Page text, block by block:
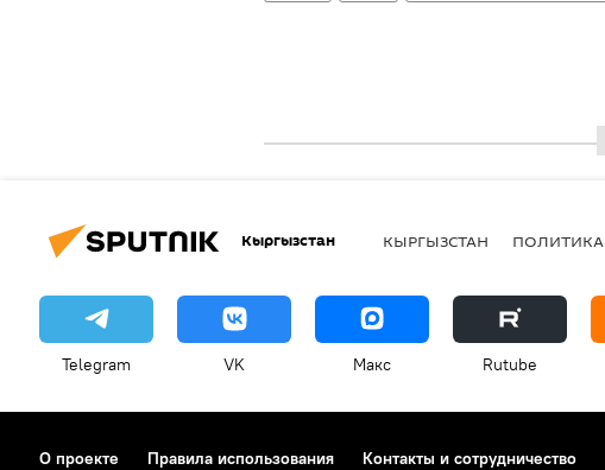
Кыргызстан КЫРГЫЗСТАН ПОЛИТИКА
Telegram VK Макс Rutube
О проекте Правила использования Контакты и сотрудничество